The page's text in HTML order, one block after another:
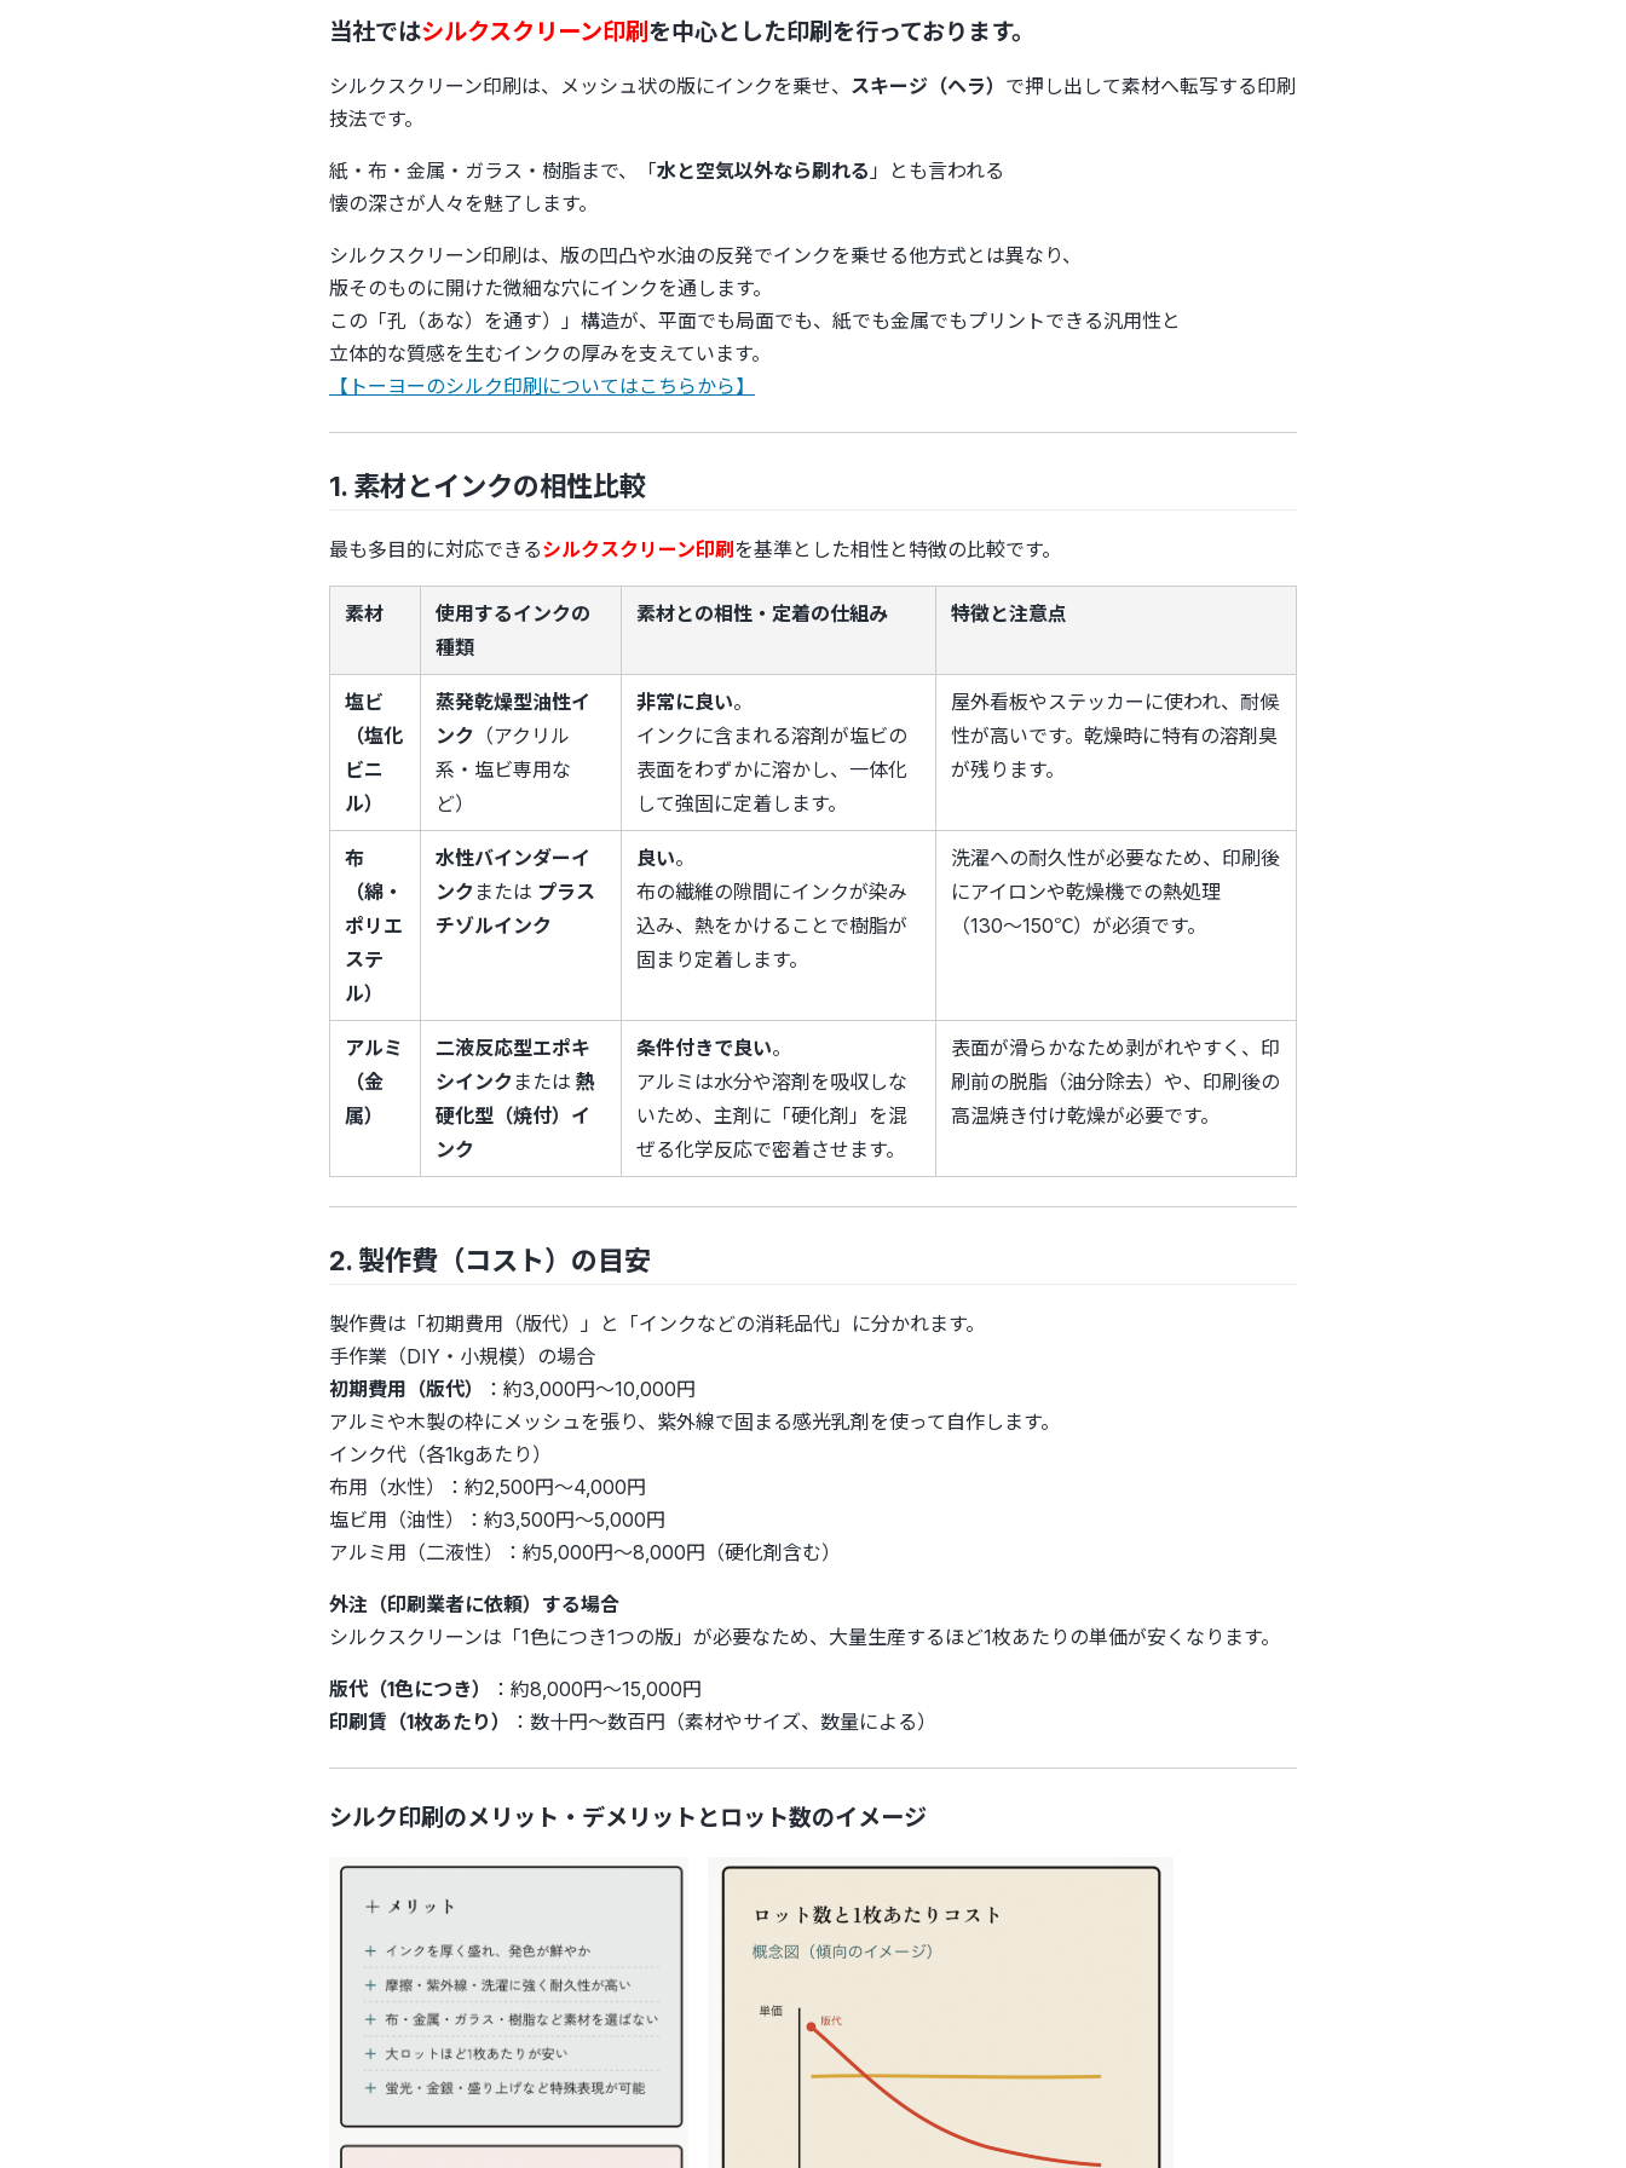
当社ではシルクスクリーン印刷を中心とした印刷を行っております。
シルクスクリーン印刷は、メッシュ状の版にインクを乗せ、 スキージ（ヘラ） で押し出して素材へ転写する印刷
技法です。
紙・布・金属・ガラス・樹脂まで、「水と空気以外なら刷れる」とも言われる
懐の深さが人々を魅了します。
シルクスクリーン印刷は、版の凹凸や水油の反発でインクを乗せる他方式とは異なり、
版そのものに開けた微細な穴にインクを通します。
この「孔（あな）を通す）」構造が、平面でも局面でも、紙でも金属でもプリントできる汎用性と
立体的な質感を生むインクの厚みを支えています。
【トーヨーのシルク印刷についてはこちらから】
1. 素材とインクの相性比較
最も多目的に対応できるシルクスクリーン印刷を基準とした相性と特徴の比較です。
素材
使用するインクの
種類
素材との相性・定着の仕組み 特徴と注意点
塩ビ
（塩化
ビニ
ル）
蒸発乾燥型油性イ
ンク （アクリル
系・塩ビ専用な
ど）
非常に良い。
インクに含まれる溶剤が塩ビの
表面をわずかに溶かし、一体化
して強固に定着します。
屋外看板やステッカーに使われ、耐候
性が高いです。乾燥時に特有の溶剤臭
が残ります。
布
（綿・
ポリエ
ステ
ル）
水性バインダーイ
ンク または プラス
チゾルインク
良い。
布の繊維の隙間にインクが染み
込み、熱をかけることで樹脂が
固まり定着します。
洗濯への耐久性が必要なため、印刷後
にアイロンや乾燥機での熱処理
（130〜150℃）が必須です。
アルミ
（金
属）
二液反応型エポキ
シインク または 熱
硬化型（焼付）イ
ンク
条件付きで良い。
アルミは水分や溶剤を吸収しな
いため、主剤に「硬化剤」を混
ぜる化学反応で密着させます。
表面が滑らかなため剥がれやすく、印
刷前の脱脂（油分除去）や、印刷後の
高温焼き付け乾燥が必要です。
2. 製作費（コスト）の目安
製作費は「初期費用（版代）」と「インクなどの消耗品代」に分かれます。
手作業（DIY・小規模）の場合
初期費用（版代）
：約3,000円〜10,000円
アルミや木製の枠にメッシュを張り、紫外線で固まる感光乳剤を使って自作します。
インク代（各1kgあたり）
布用（水性）：約2,500円〜4,000円
塩ビ用（油性）：約3,500円〜5,000円
アルミ用（二液性）：約5,000円〜8,000円（硬化剤含む）
外注（印刷業者に依頼）する場合
シルクスクリーンは「1色につき1つの版」が必要なため、大量生産するほど1枚あたりの単価が安くなります。
版代（1色につき）
：約8,000円〜15,000円
印刷賃（1枚あたり）
：数十円〜数百円（素材やサイズ、数量による）
シルク印刷のメリット・デメリットとロット数のイメージ